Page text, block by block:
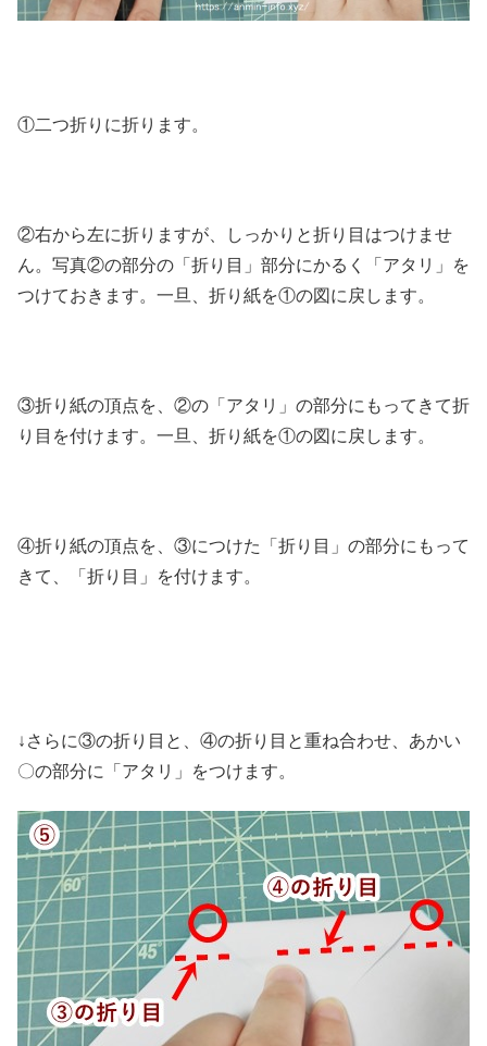
①二つ折りに折ります。
②右から左に折りますが、しっかりと折り目はつけませ
ん。写真②の部分の「折り目」部分にかるく「アタリ」を
つけておきます。一旦、折り紙を①の図に戻します。
③折り紙の頂点を、②の「アタリ」の部分にもってきて折
り目を付けます。一旦、折り紙を①の図に戻します。
④折り紙の頂点を、③につけた「折り目」の部分にもって
きて、「折り目」を付けます。
↓さらに③の折り目と、④の折り目と重ね合わせ、あかい
〇の部分に「アタリ」をつけます。